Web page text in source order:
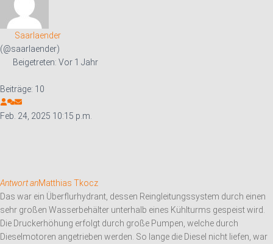
Saarlaender
(@saarlaender)
Beigetreten: Vor 1 Jahr
Beiträge: 10
Feb. 24, 2025 10:15 p.m.
Antwort anMatthias Tkocz
Das war ein Überflurhydrant, dessen Reingleitungssystem durch einen
sehr großen Wasserbehälter unterhalb eines Kühlturms gespeist wird.
Die Druckerhöhung erfolgt durch große Pumpen, welche durch
Dieselmotoren angetrieben werden. So lange die Diesel nicht liefen, war